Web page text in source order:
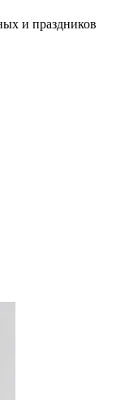
и праздников